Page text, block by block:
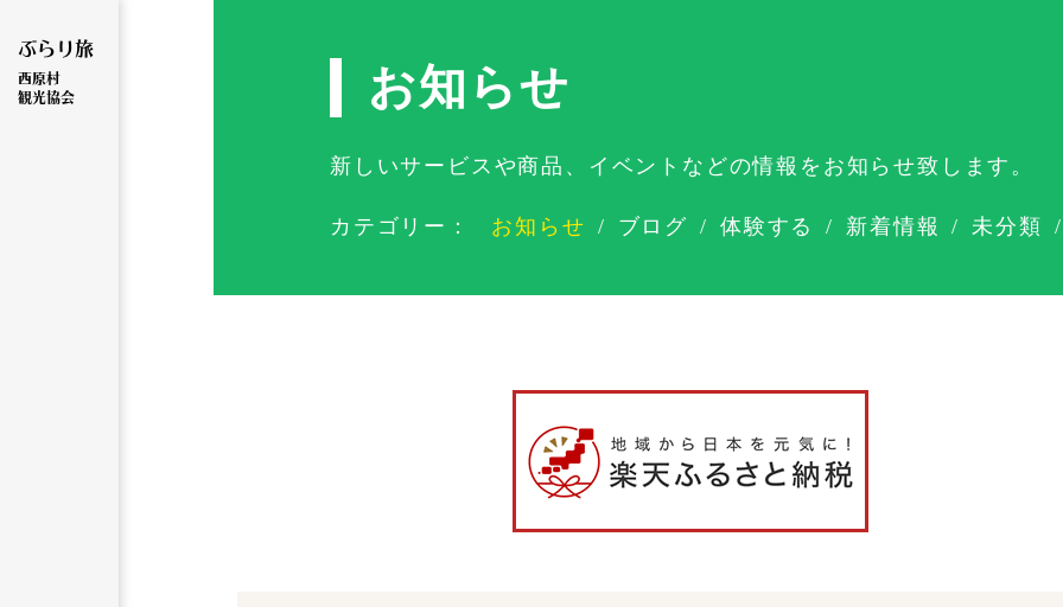
ぶらり旅
西原村
観光協会
お知らせ
新しいサービスや商品、イベントなどの情報をお知らせ致します。
カテゴリー： お知らせ ブログ 体験する 新着情報 未分類